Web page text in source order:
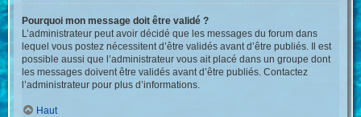
Pourquoi mon message doit être validé ?
L’administrateur peut avoir décidé que les messages du forum dans
lequel vous postez nécessitent d’être validés avant d’être publiés. Il est
possible aussi que l’administrateur vous ait placé dans un groupe dont
les messages doivent être validés avant d’être publiés. Contactez
l’administrateur pour plus d’informations.
Haut